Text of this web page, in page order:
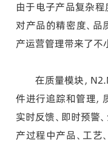
由于电子产品复杂程
对产品的精密度、品
产运营管理带来了不
在质量模块，
件进行追踪和管理，
实时反馈、即时预警
产过程中产品、工艺